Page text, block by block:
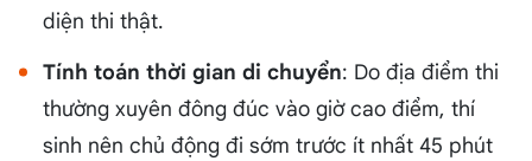
diện thi thật.
Tính toán thời gian di chuyển: Do địa điểm thi
thường xuyên đông đúc vào giờ cao điểm, thí
sinh nên chủ động đi sớm trước ít nhất 45 phút